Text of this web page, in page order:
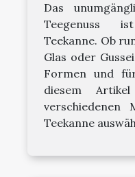
Das
Teegenuss
Teekanne. Ob
Glas oder
Formen und
diesem
verschiedenen
Teekanne